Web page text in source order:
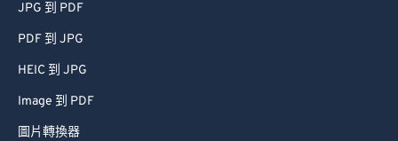
JPG 到 PDF
PDF 到 JPG
HEIC 到 JPG
Image 到 PDF
圖片轉換器